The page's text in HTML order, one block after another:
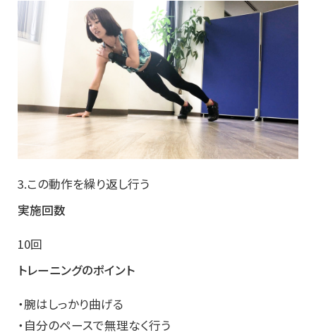
3.この動作を繰り返し行う
実施回数
10回
トレーニングのポイント
・腕はしっかり曲げる
・自分のペースで無理なく行う